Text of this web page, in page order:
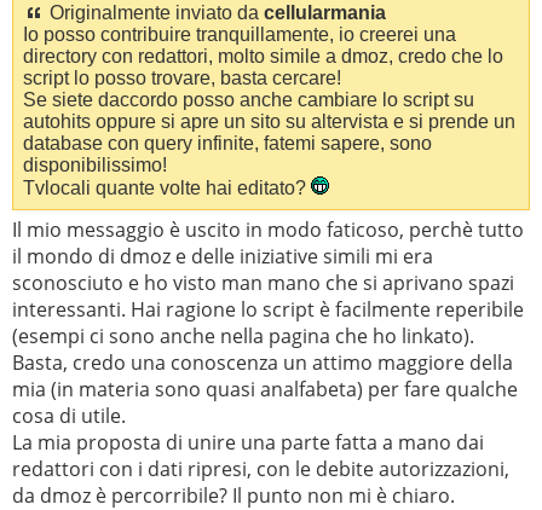
Originalmente inviato da cellularmania
Io posso contribuire tranquillamente, io creerei una
directory con redattori, molto simile a dmoz, credo che lo
script lo posso trovare, basta cercare!
Se siete daccordo posso anche cambiare lo script su
autohits oppure si apre un sito su altervista e si prende un
database con query infinite, fatemi sapere, sono
disponibilissimo!
Tvlocali quante volte hai editato?
Il mio messaggio è uscito in modo faticoso, perchè tutto
il mondo di dmoz e delle iniziative simili mi era
sconosciuto e ho visto man mano che si aprivano spazi
interessanti. Hai ragione lo script è facilmente reperibile
(esempi ci sono anche nella pagina che ho linkato).
Basta, credo una conoscenza un attimo maggiore della
mia (in materia sono quasi analfabeta) per fare qualche
cosa di utile.
La mia proposta di unire una parte fatta a mano dai
redattori con i dati ripresi, con le debite autorizzazioni,
da dmoz è percorribile? Il punto non mi è chiaro.